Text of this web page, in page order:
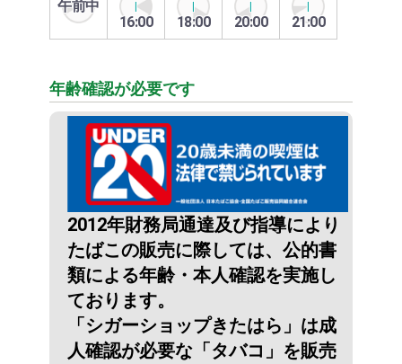
午前中
16:00
18:00 20:00 21:00
年齢確認が必要です
2012年財務局通達及び指導により
たばこの販売に際しては、公的書
類による年齢・本人確認を実施し
ております。
「シガーショップきたはら」は成
人確認が必要な「タバコ」を販売